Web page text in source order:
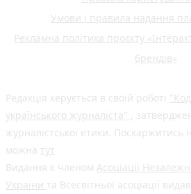
Умови і правила надання
Рекламна політика проєкту
брендів»
Редакція керується в своїй роботі
українського журналіста" ,
журналістської етики. Поскаржитись
можна тут
Видання є членом Асоціації
України та Всесвітньої асоціації